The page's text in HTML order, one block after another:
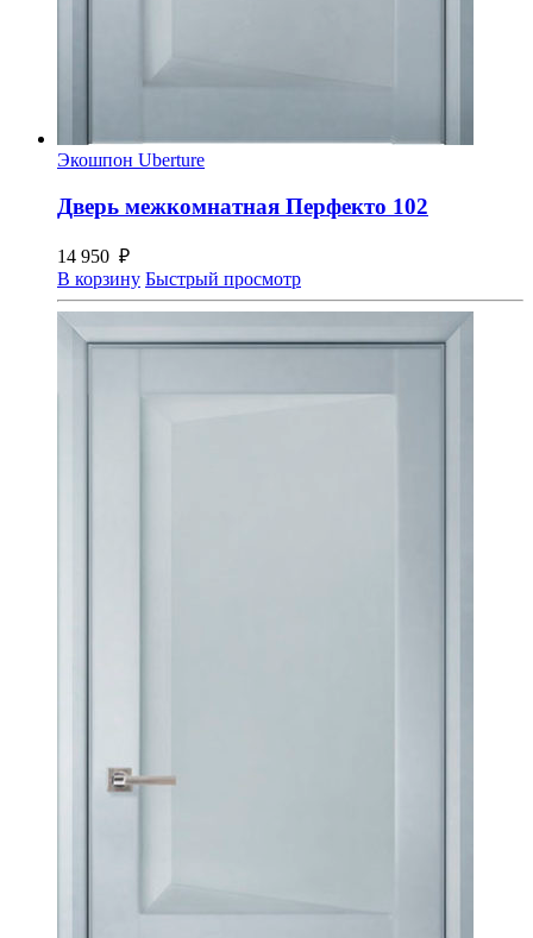
Экошпон Uberture
Дверь межкомнатная Перфекто 102
14 950 ₽
В корзину Быстрый просмотр